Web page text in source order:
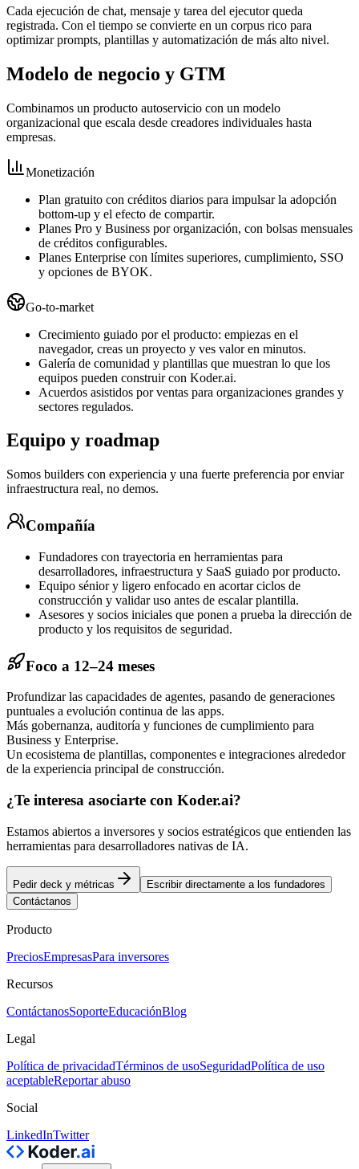
Cada ejecución de chat, mensaje y tarea del ejecutor queda
registrada. Con el tiempo se convierte en un corpus rico para
optimizar prompts, plantillas y automatización de más alto nivel.
Modelo de negocio y GTM
Combinamos un producto autoservicio con un modelo
organizacional que escala desde creadores individuales hasta
empresas.
Monetización
Plan gratuito con créditos diarios para impulsar la adopción
bottom‑up y el efecto de compartir.
Planes Pro y Business por organización, con bolsas mensuales
de créditos configurables.
Planes Enterprise con límites superiores, cumplimiento, SSO
y opciones de BYOK.
Go‑to‑market
Crecimiento guiado por el producto: empiezas en el
navegador, creas un proyecto y ves valor en minutos.
Galería de comunidad y plantillas que muestran lo que los
equipos pueden construir con Koder.ai.
Acuerdos asistidos por ventas para organizaciones grandes y
sectores regulados.
Equipo y roadmap
Somos builders con experiencia y una fuerte preferencia por enviar
infraestructura real, no demos.
Compañía
Fundadores con trayectoria en herramientas para
desarrolladores, infraestructura y SaaS guiado por producto.
Equipo sénior y ligero enfocado en acortar ciclos de
construcción y validar uso antes de escalar plantilla.
Asesores y socios iniciales que ponen a prueba la dirección de
producto y los requisitos de seguridad.
Foco a 12–24 meses
Profundizar las capacidades de agentes, pasando de generaciones
puntuales a evolución continua de las apps.
Más gobernanza, auditoría y funciones de cumplimiento para
Business y Enterprise.
Un ecosistema de plantillas, componentes e integraciones alrededor
de la experiencia principal de construcción.
¿Te interesa asociarte con Koder.ai?
Estamos abiertos a inversores y socios estratégicos que entienden las
herramientas para desarrolladores nativas de IA.
Pedir deck y métricas
Escribir directamente a los fundadores
Contáctanos
Producto
PreciosEmpresasPara inversores
Recursos
ContáctanosSoporteEducaciónBlog
Legal
Política de privacidadTérminos de usoSeguridadPolítica de uso
aceptableReportar abuso
Social
LinkedInTwitter